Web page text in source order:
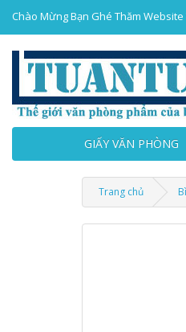
Chào Mừng Bạn Ghé Thăm
GIẤY VĂN PHÒNG
Trang chủ